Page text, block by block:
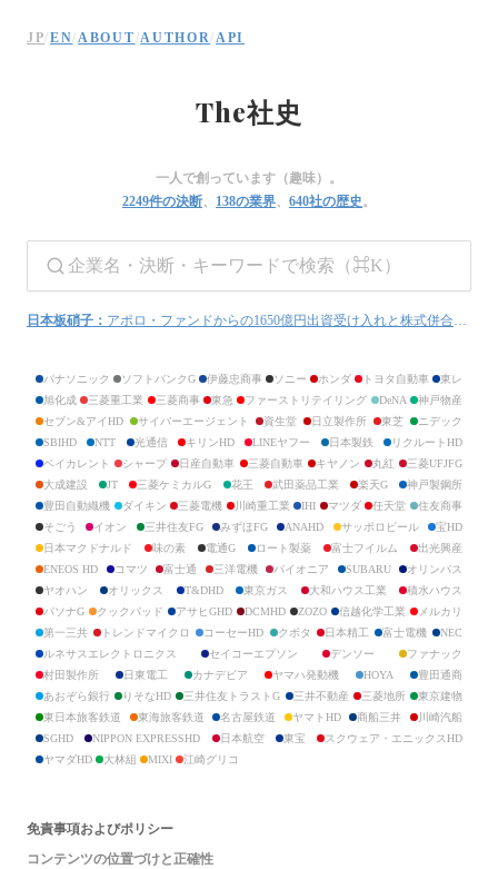
三井松島ホールディングス
石油資源開発
安藤・間
コムシスホールディングス
大成建設
大林組
住友林業
大和ハウス工業
積水ハウス
関電工
エクシオグループ
クラフティア
日揮ホールディングス
高砂熱学工業
日清製粉グループ本社
MIXI
ジェイエイシーリクルートメント
日本M&Aセンター
オープンアップグループ
タイミー
パソナグループ
パーソルホールディングス
森永製菓
明治製菓
亀田製菓
カルビー
JP/EN/ABOUT/AUTHOR/API
The社史
一人で創っています（趣味）。
2249件の決断、 138の業界、 640社の歴史。
日本板硝子 ： アポロ・ファンドからの1650億円出資受け入れと株式併合による非公開化
パナソニック ソフトバンクG 伊藤忠商事 ソニー ホンダ トヨタ自動車
東レ
旭化成
三菱重工業 三菱商事 東急 ファーストリテイリング DeNA
神戸物産
セブン&アイHD
サイバーエージェント 資生堂 日立製作所 東芝
ニデック
SBIHD
NTT 光通信 キリンHD LINEヤフー 日本製鉄
リクルートHD
ベイカレント
シャープ 日産自動車 三菱自動車 キヤノン 丸紅
三菱UFJFG
大成建設
JT 三菱ケミカルG 花王 武田薬品工業 楽天G
神戸製鋼所
豊田自動織機
ダイキン 三菱電機 川崎重工業 IHI マツダ 任天堂
住友商事
そごう
イオン 三井住友FG みずほFG ANAHD サッポロビール
宝HD
日本マクドナルド
味の素 電通G ロート製薬 富士フイルム
出光興産
ENEOS HD
コマツ 富士通 三洋電機 パイオニア SUBARU
オリンパス
ヤオハン
オリックス T&DHD 東京ガス 大和ハウス工業
積水ハウス
パソナG
クックパッド アサヒGHD DCMHD ZOZO 信越化学工業
メルカリ
第一三共
トレンドマイクロ コーセーHD クボタ 日本精工 富士電機
NEC
ルネサスエレクトロニクス
セイコーエプソン デンソー
ファナック
村田製作所
日東電工 カナデビア ヤマハ発動機 HOYA
豊田通商
あおぞら銀行
りそなHD 三井住友トラストG 三井不動産 三菱地所
東京建物
東日本旅客鉄道
東海旅客鉄道 名古屋鉄道 ヤマトHD 商船三井
川崎汽船
SGHD
NIPPON EXPRESSHD 日本航空 東宝
スクウェア・エニックスHD
ヤマダHD
大林組 MIXI 江崎グリコ
免責事項およびポリシー
コンテンツの位置づけと正確性